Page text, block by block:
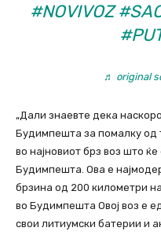
#NOVIVOZ
♬ original
„Дали знаевте дека
Будимпешта за помалку од
во најновиот брз воз што
Будимпешта. Ова е
брзина од 200 километри
во Будимпешта Овој воз е
свои литиумски батерии и